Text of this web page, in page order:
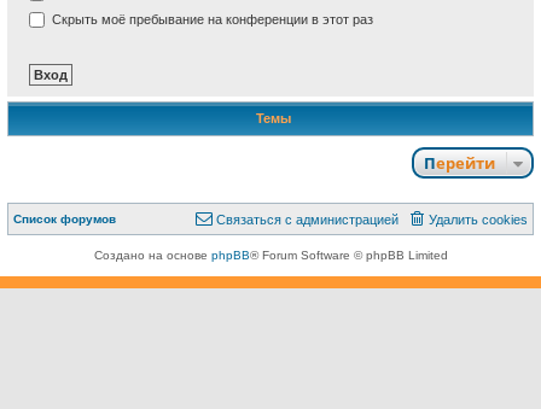
Скрыть моё пребывание на конференции в этот раз
Темы
Перейти
Список форумов Удалить cookies
Связаться с
Связаться с администрацией
Создано на основе phpBB® Forum Software © phpBB Limited